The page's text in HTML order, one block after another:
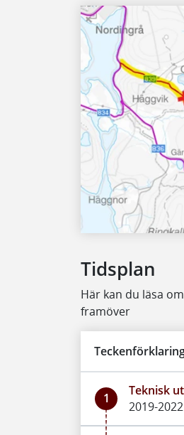
Tidsplan
Här kan du läsa
framöver
1
Teknisk
2019-2022